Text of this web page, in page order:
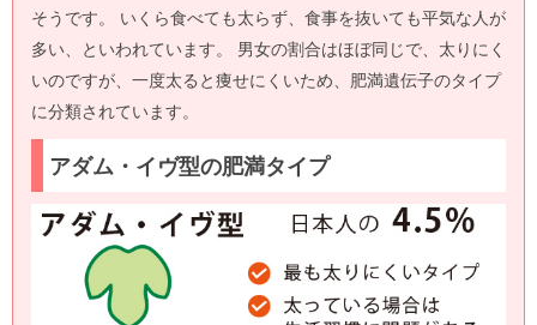
そうです。 いくら食べても太らず、食事を抜いても平気な人が
多い、といわれています。 男女の割合はほぼ同じで、太りにく
いのですが、一度太ると痩せにくいため、肥満遺伝子のタイプ
に分類されています。
アダム・イヴ型の肥満タイプ